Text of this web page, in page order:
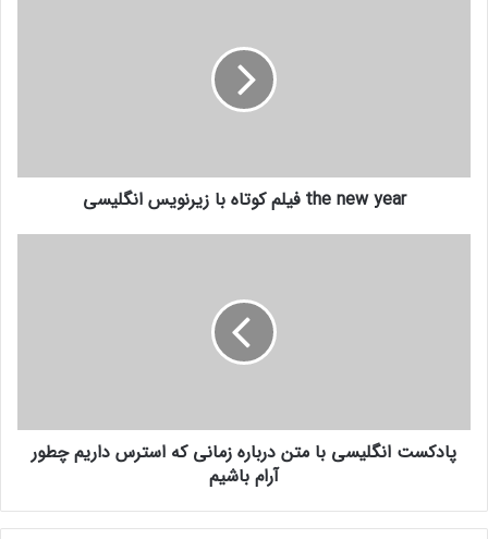
the new year فیلم کوتاه با زیرنویس انگلیسی
پادکست انگلیسی با متن درباره زمانی که استرس داریم چطور
آرام باشیم